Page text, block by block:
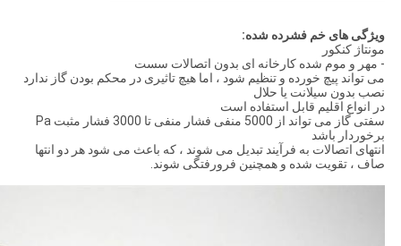
ویژگی های خم فشرده شده:
مونتاژ کنکور
- مهر و موم شده کارخانه ای بدون اتصالات سست
می تواند پیچ ​​خورده و تنظیم شود ، اما هیچ تاثیری در محکم بودن گاز ندارد
نصب بدون سیلانت یا حلال
در انواع اقلیم قابل استفاده است
سفتی گاز می تواند از 5000 منفی فشار منفی تا 3000 فشار مثبت Pa
برخوردار باشد
انتهای اتصالات به فرآیند تبدیل می شوند ، که باعث می شود هر دو انتها
صاف ، تقویت شده و همچنین فرورفتگی شوند.